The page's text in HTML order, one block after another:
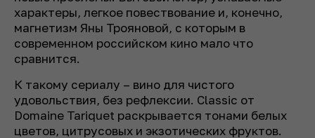
характеры, легкое повествование и, конечно,
магнетизм Яны Трояновой, с которым в
современном российском кино мало что
сравнится.
К такому сериалу – вино для чистого
удовольствия, без рефлексии. Classic от
Domaine Tariquet раскрывается тонами белых
цветов, цитрусовых и экзотических фруктов.